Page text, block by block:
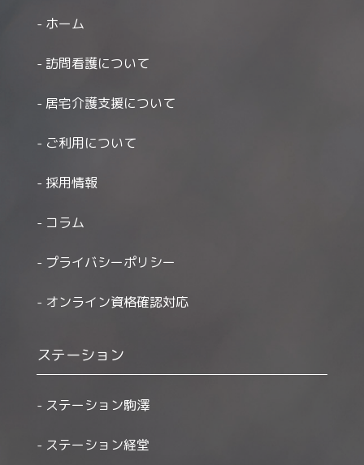
ホーム
訪問看護について
居宅介護支援について
ご利用について
採用情報
コラム
プライバシーポリシー
オンライン資格確認対応
ステーション
ステーション駒澤
ステーション経堂